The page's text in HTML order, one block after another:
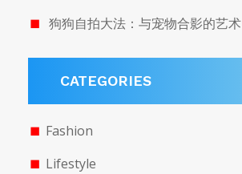
狗狗自拍大法：与宠物合影的艺术
CATEGORIES
Fashion
Lifestyle